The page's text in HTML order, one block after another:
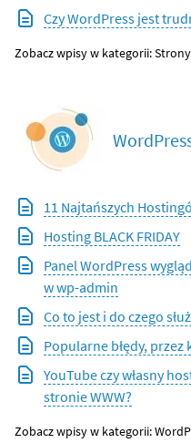
Czy WordPress jest
Zobacz wpisy w kategorii: Strony
11 Najtańszych
Hosting BLACK FRIDAY
Panel WordPress
w wp-admin
Co to jest i do czego
Popularne błędy,
YouTube czy własny
stronie WWW?
Zobacz wpisy w kategorii: